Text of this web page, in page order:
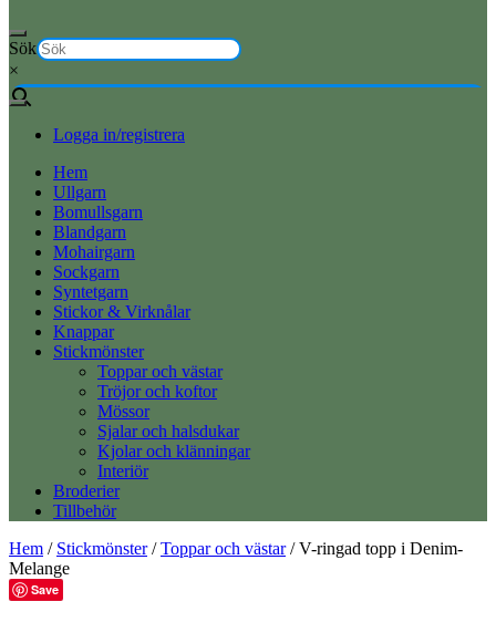
Sök
×
Logga in/registrera
Hem
Ullgarn
Bomullsgarn
Blandgarn
Mohairgarn
Sockgarn
Syntetgarn
Stickor & Virknålar
Knappar
Stickmönster
Toppar och västar
Tröjor och koftor
Mössor
Sjalar och halsdukar
Kjolar och klänningar
Interiör
Broderier
Tillbehör
Hem / Stickmönster/Toppar och västar/ V-ringad topp i Denim-
Melange
Save